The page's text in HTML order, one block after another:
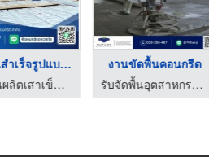
แผ่นพื้นสำเร็จรูปแบบ ...
โรงงานผลิตเสาเข็มคอนกรีต ปอนด์
งานขัดพื้นคอนกรีต
รับจัดพื้นอุตสาหกรรม จัดพื้นคอนกรีต นัฐคอน คอปอเรชั่น